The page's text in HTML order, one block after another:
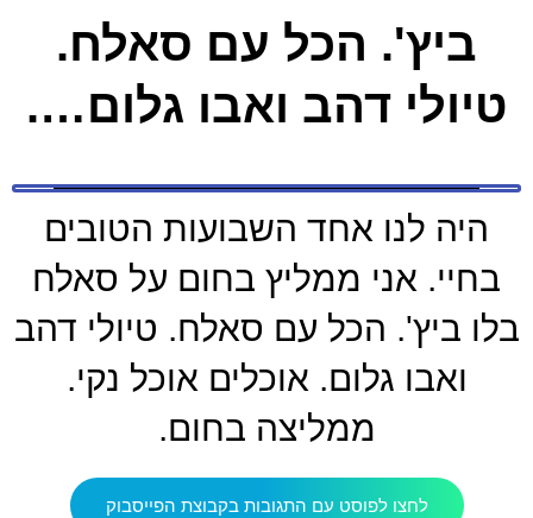
ביץ'. הכל עם סאלח.
טיולי דהב ואבו גלום….
היה לנו אחד השבועות הטובים
בחיי. אני ממליץ בחום על סאלח
בלו ביץ'. הכל עם סאלח. טיולי דהב
ואבו גלום. אוכלים אוכל נקי.
ממליצה בחום.
לחצו לפוסט עם התגובות בקבוצת הפייסבוק